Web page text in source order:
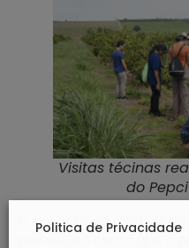
Visitas técinas
do
O impacto do iGEM vai
Politica de Privacidade